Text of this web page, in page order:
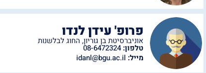
פרופ' עידן לנדו
אוניברסיטת בן גוריון, החוג לבלשנות
טלפון:
מייל: idanl@bgu.ac.il